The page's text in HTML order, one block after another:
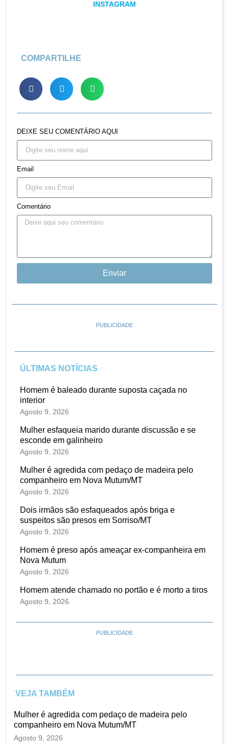
INSTAGRAM
COMPARTILHE
DEIXE SEU COMENTÁRIO AQUI
Email
Comentário
Enviar
PUBLICIDADE
ÚLTIMAS NOTÍCIAS
Homem é baleado durante suposta caçada no
interior
Agosto 9, 2026
Mulher esfaqueia marido durante discussão e se
esconde em galinheiro
Agosto 9, 2026
Mulher é agredida com pedaço de madeira pelo
companheiro em Nova Mutum/MT
Agosto 9, 2026
Dois irmãos são esfaqueados após briga e
suspeitos são presos em Sorriso/MT
Agosto 9, 2026
Homem é preso após ameaçar ex-companheira em
Nova Mutum
Agosto 9, 2026
Homem atende chamado no portão e é morto a tiros
Agosto 9, 2026
PUBLICIDADE
VEJA TAMBÉM
Mulher é agredida com pedaço de madeira pelo
companheiro em Nova Mutum/MT
Agosto 9, 2026